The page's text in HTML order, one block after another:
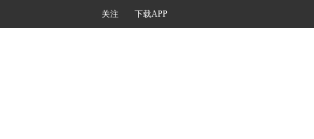
关注 下载APP